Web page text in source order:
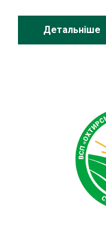
Детальніше